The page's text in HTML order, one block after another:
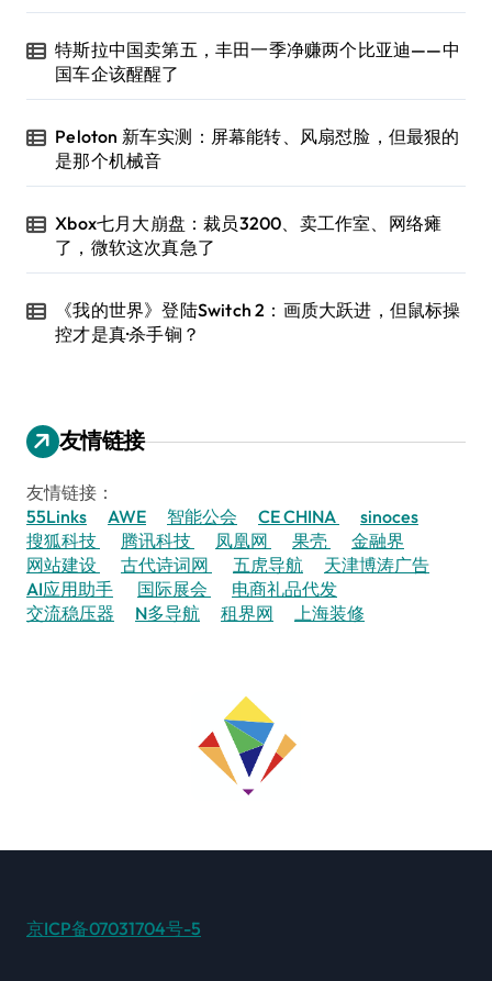
特斯拉中国卖第五，丰田一季净赚两个比亚迪——中
国车企该醒醒了
Peloton 新车实测：屏幕能转、风扇怼脸，但最狠的
是那个机械音
Xbox七月大崩盘：裁员3200、卖工作室、网络瘫
了，微软这次真急了
《我的世界》登陆Switch 2：画质大跃进，但鼠标操
控才是真·杀手锏？
友情链接
友情链接：
55Links
AWE 智能公会 CE CHINA
sinoces
搜狐科技
腾讯科技 凤凰网 果壳
金融界
网站建设
古代诗词网 五虎导航
天津博涛广告
AI应用助手
国际展会
电商礼品代发
交流稳压器
N多导航 租界网 上海装修
京ICP备07031704号-5